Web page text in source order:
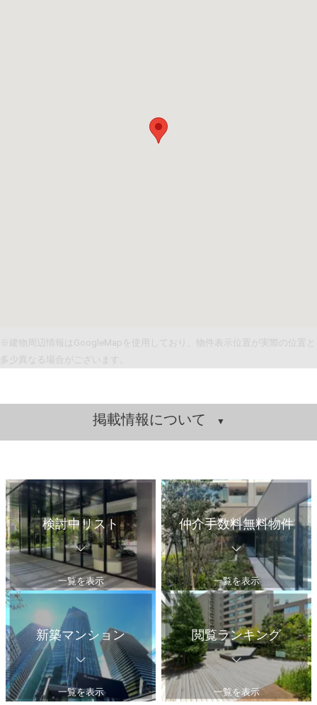
※建物周辺情報はGoogleMapを使用しており、物件表示位置が実際の位置と
多少異なる場合がございます。
掲載情報について
検討中リスト
一覧を表示
仲介手数料無料物件
一覧を表示
新築マンション
一覧を表示
閲覧ランキング
一覧を表示